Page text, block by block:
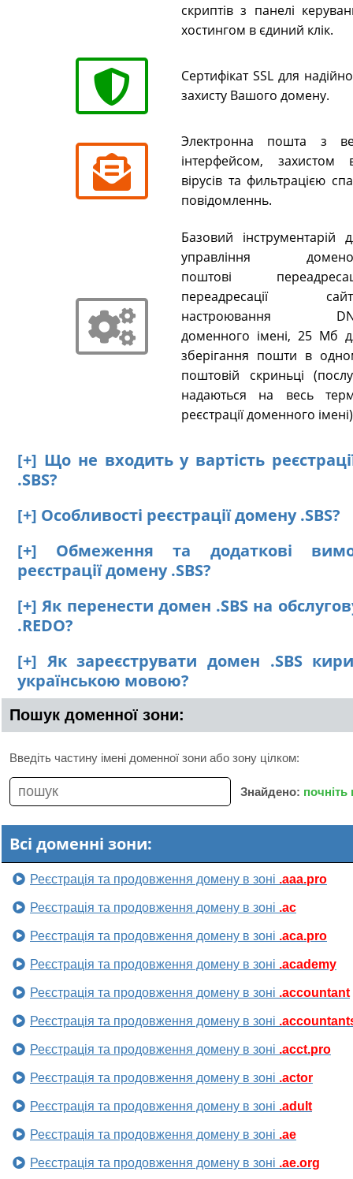
скриптів з панелі
хостингом в єдиний клік.
Сертифікат SSL для
захисту Вашого домену.
Электронна пошта з
інтерфейсом, захистом
вірусів та фильтрацією
повідомленнь.
Базовий інструментарій
управління
поштові
переадресації
настроювання
доменного імені, 25 Мб
зберігання пошти в
поштовій скриньці
надаються на весь
реєстрації доменного
[+] Що не входить у вартість
.SBS?
[+] Особливості реєстрації домену .SBS?
[+] Обмеження та додаткові
реєстрації домену .SBS?
[+] Як перенести домен .SBS на
.REDO?
[+] Як зареєструвати домен .SBS
українською мовою?
Пошук доменної зони:
Введіть частину імені доменної зони або зону цілком:
Знайдено:
Всі доменні зони:
Реєстрація та продовження домену в зоні .aaa.pro
Реєстрація та продовження домену в зоні .ac
Реєстрація та продовження домену в зоні .aca.pro
Реєстрація та продовження домену в зоні .academy
Реєстрація та продовження домену в зоні .accountant
Реєстрація та продовження домену в зоні
Реєстрація та продовження домену в зоні .acct.pro
Реєстрація та продовження домену в зоні .actor
Реєстрація та продовження домену в зоні .adult
Реєстрація та продовження домену в зоні .ae
Реєстрація та продовження домену в зоні .ae.org